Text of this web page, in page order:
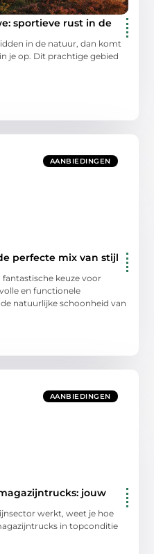
sportieve rust in de
in de natuur, dan komt
je op. Dit prachtige gebied
AANBIEDINGEN
perfecte mix van stijl
keuze voor
en functionele
natuurlijke schoonheid van
AANBIEDINGEN
jouw
werkt, weet je hoe
in topconditie